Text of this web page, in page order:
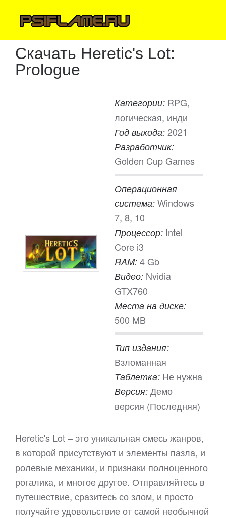
Скачать Heretic's Lot:
Prologue
Категории: RPG,
логическая, инди
Год выхода: 2021
Разработчик:
Golden Cup Games
Операционная
система: Windows
7, 8, 10
Процессор: Intel
Core i3
RAM: 4 Gb
Видео: Nvidia
GTX760
Места на диске:
500 MB
Тип издания:
Взломанная
Таблетка: Не нужна
Версия: Демо
версия (Последняя)
Heretic's Lot – это уникальная смесь жанров,
в которой присутствуют и элементы пазла, и
ролевые механики, и признаки полноценного
рогалика, и многое другое. Отправляйтесь в
путешествие, сразитесь со злом, и просто
получайте удовольствие от самой необычной